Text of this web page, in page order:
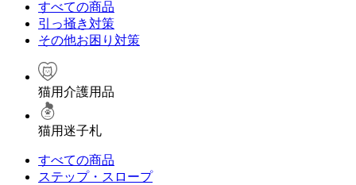
すべての商品
引っ掻き対策
その他お困り対策
猫用介護用品
猫用迷子札
すべての商品
ステップ・スロープ